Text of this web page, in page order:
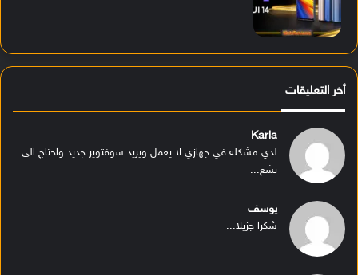
أخر التعليقات
Karla
لدي مشكله في جهازي لا يعمل ويريد سوفتوير جديد واحتاج الى
تشغ...
يوسف
شكرا جزيلا...